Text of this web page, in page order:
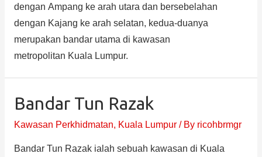
dengan Ampang ke arah utara dan bersebelahan
dengan Kajang ke arah selatan, kedua-duanya
merupakan bandar utama di kawasan
metropolitan Kuala Lumpur.
Bandar Tun Razak
Kawasan Perkhidmatan, Kuala Lumpur/ By ricohbrmgr
Bandar Tun Razak ialah sebuah kawasan di Kuala